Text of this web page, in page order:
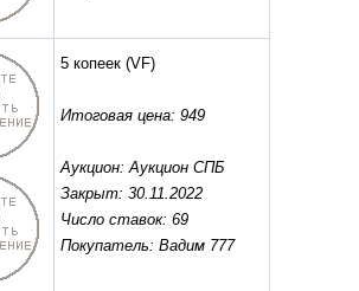
5 копеек (VF)
Итоговая цена: 949
Аукцион: Аукцион СПБ
Закрыт: 30.11.2022
Число ставок: 69
Покупатель: Вадим 777